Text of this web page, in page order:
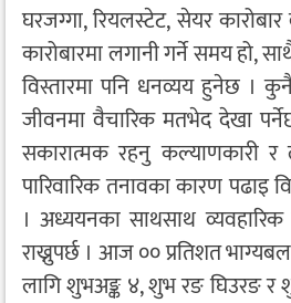
घरजग्गा, रियलस्टेट, सेयर
कारोबारमा लगानी गर्ने समय हो,
विस्तारमा पनि धनव्यय हुनेछ ।
जीवनमा वैचारिक मतभेद देखा
सकारात्मक रहनु कल्याणकारी
पारिवारिक तनावका कारण
। अध्ययनका साथसाथ
राख्नुपर्छ । आज ०० प्रतिशत
लागि शुभअङ्क ४, शुभ रङ घिउरङ र